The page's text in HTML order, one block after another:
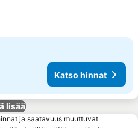
Katso hinnat
lisää
ja saatavuus muuttuvat